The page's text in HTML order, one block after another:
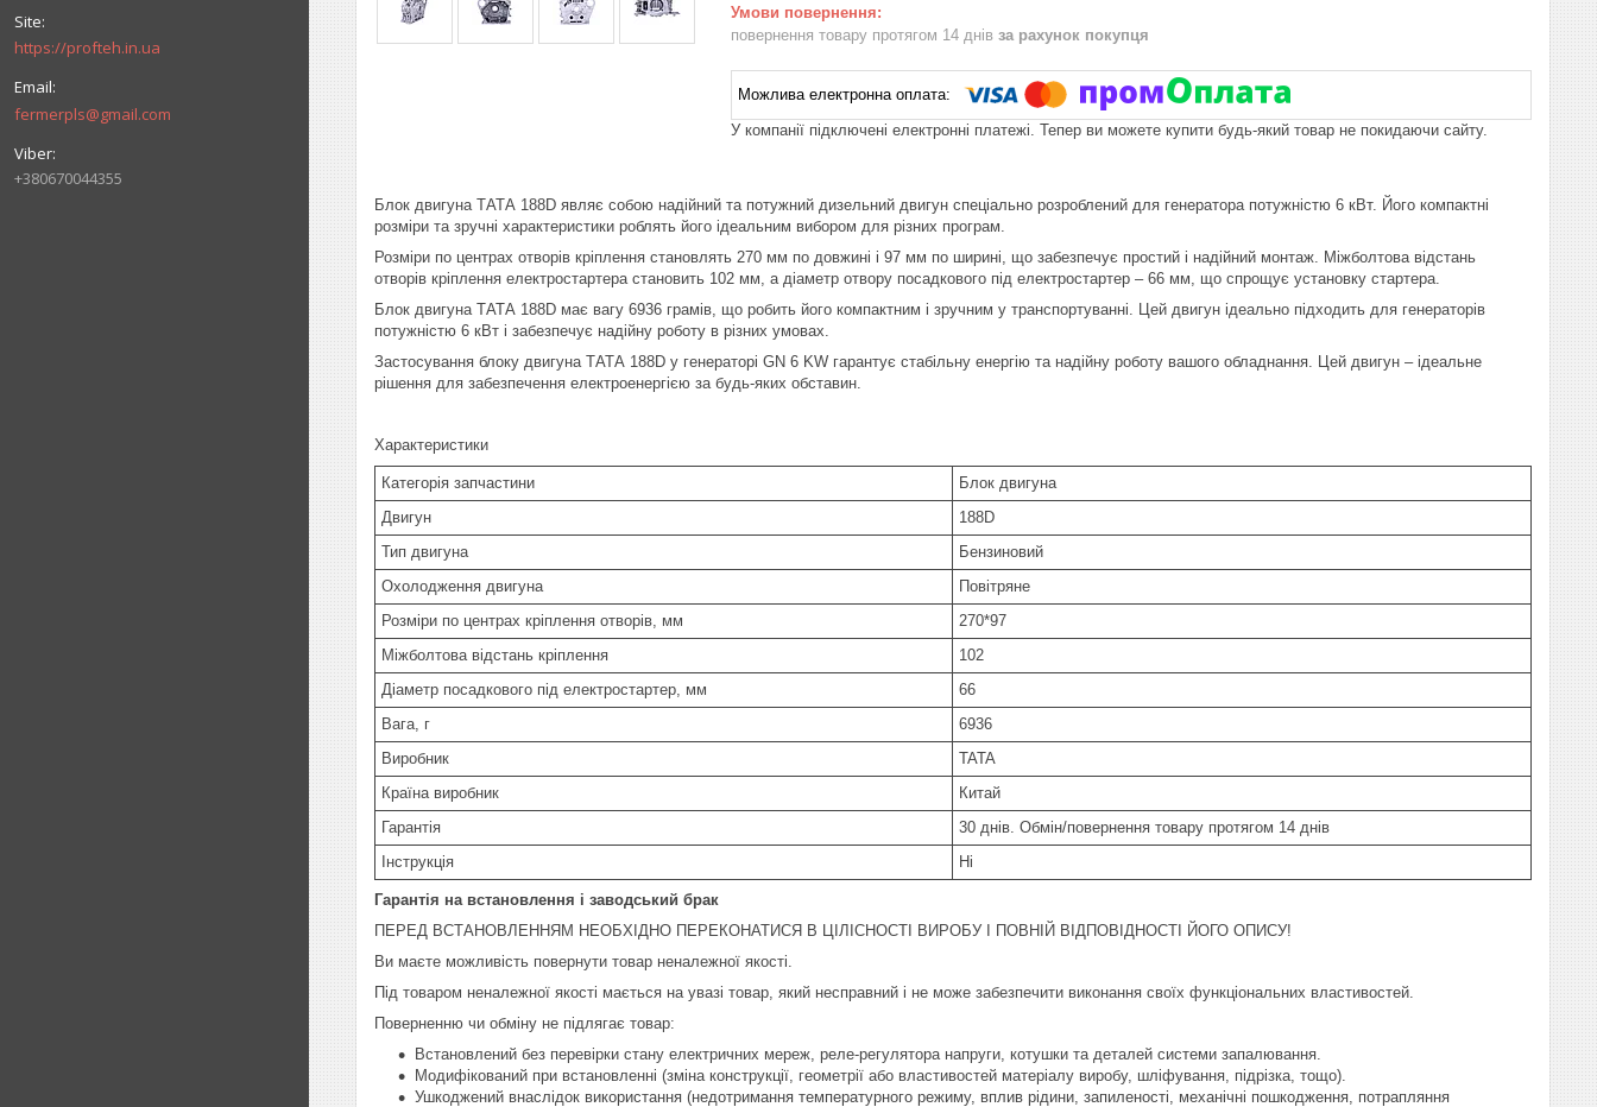
https://profteh.in.ua
fermerpls@gmail.com
+380670044355
повернення товару протягом 14 днів за рахунок покупця
У компанії підключені електронні платежі. Тепер ви можете купити будь-який товар не покидаючи сайту.
Блок двигуна ТАТА 188D являє собою надійний та потужний дизельний двигун спеціально розроблений для генератора потужністю 6 кВт. Його компактні
розміри та зручні характеристики роблять його ідеальним вибором для різних програм.
Розміри по центрах отворів кріплення становлять 270 мм по довжині і 97 мм по ширині, що забезпечує простий і надійний монтаж. Міжболтова відстань
отворів кріплення електростартера становить 102 мм, а діаметр отвору посадкового під електростартер – 66 мм, що спрощує установку стартера.
Блок двигуна ТАТА 188D має вагу 6936 грамів, що робить його компактним і зручним у транспортуванні. Цей двигун ідеально підходить для генераторів
потужністю 6 кВт і забезпечує надійну роботу в різних умовах.
Застосування блоку двигуна ТАТА 188D у генераторі GN 6 KW гарантує стабільну енергію та надійну роботу вашого обладнання. Цей двигун – ідеальне
рішення для забезпечення електроенергією за будь-яких обставин.
Характеристики
Категорія запчастини
Блок двигуна
Двигун
188D
Тип двигуна
Бензиновий
Охолодження двигуна
Повітряне
Розміри по центрах кріплення отворів, мм
270*97
Міжболтова відстань кріплення
102
Діаметр посадкового під електростартер, мм
66
Вага, г
6936
Виробник
TATA
Країна виробник
Китай
Гарантія
30 днів. Обмін/повернення товару протягом 14 днів
Інструкція
Ні
Гарантія на встановлення і заводський брак
ПЕРЕД ВСТАНОВЛЕННЯМ НЕОБХІДНО ПЕРЕКОНАТИСЯ В ЦІЛІСНОСТІ ВИРОБУ І ПОВНІЙ ВІДПОВІДНОСТІ ЙОГО ОПИСУ!
Ви маєте можливість повернути товар неналежної якості.
Під товаром неналежної якості мається на увазі товар, який несправний і не може забезпечити виконання своїх функціональних властивостей.
Поверненню чи обміну не підлягає товар:
Встановлений без перевірки стану електричних мереж, реле-регулято­ра напруги, котушки та деталей системи запалювання.
Модифікований при встановленні (зміна конструкції, геометрії або властивостей матеріалу виробу, шліфування, підрізка, тощо).
Ушкоджений внаслідок використання (недотримання температурного режиму, вплив рідини, запиленості, механічні пошкодження, потрапляння